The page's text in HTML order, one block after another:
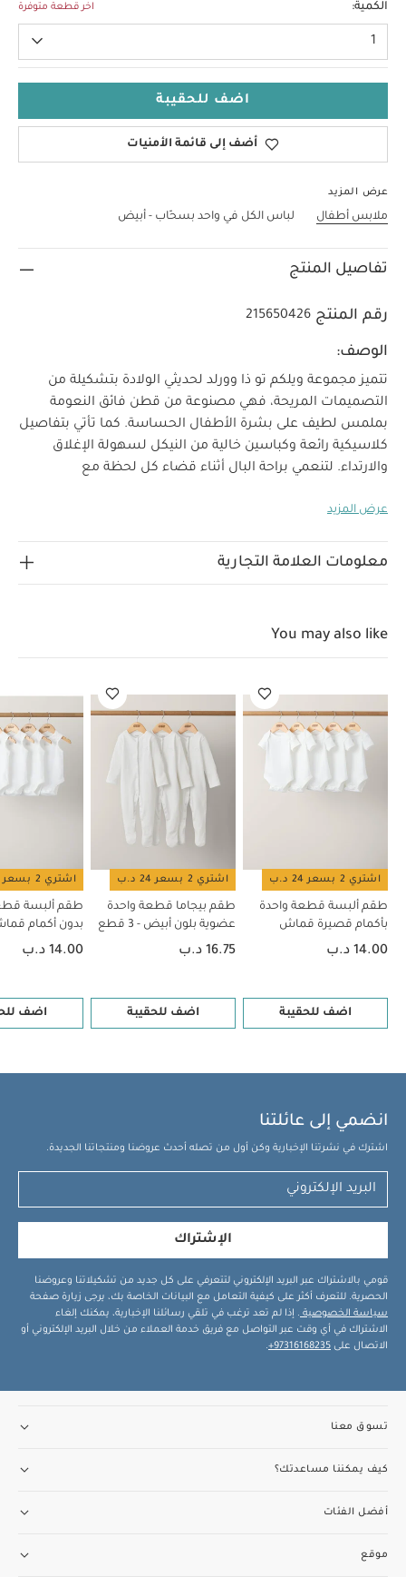
الكمية: اخر قطعة متوفرة
1
اضف للحقيبة
أضف إلى قائمة الأمنيات
عرض المزيد
ملابس أطفال لباس الكل في واحد بسحّاب - أبيض
تفاصيل المنتج
رقم المنتج 215650426
الوصف:
تتميز مجموعة ويلكم تو ذا وورلد لحديثي الولادة بتشكيلة من
التصميمات المريحة، فهي مصنوعة من قطن فائق النعومة
بملمس لطيف على بشرة الأطفال الحساسة. كما تأتي بتفاصيل
كلاسيكية رائعة وكباسين خالية من النيكل لسهولة الإغلاق
والارتداء. لتنعمي براحة البال أثناء قضاء كل لحظة مع
في واحد طويل الأكمام المصنوع من قطن عضوي ناعم، ويأتي
المنتج:
واحدة بأكمام قصيرة قماش عضوي بلون أبيض - 5 قطع
أكمام قماش عضوي بلون أبيض - 5 قطع
لباس قطعة واحدة بسحاب
ونقشة أرنب طقم جاكيت مبطن، 3 قطع
عرض المزيد
معلومات العلامة التجارية
You may also like
اشتري 2 بسعر 24 د.ب
طقم ألبسة قطعة واحدة
بأكمام قصيرة قماش
عضوي بلون أبيض - 5 قطع
14.00 د.ب
اضف للحقيبة
اشتري 2 بسعر 24 د.ب
طقم بيجاما قطعة واحدة
عضوية بلون أبيض - 3 قطع
16.75 د.ب
اضف للحقيبة
اشتري 2 بسعر 24 د.ب
طقم ألبسة
بدون أكمام
بلون أبيض - 5 قطع
14.00 د.ب
اضف
انضمي إلى عائلتنا
اشترك في نشرتنا الإخبارية وكن أول من تصله أحدث عروضنا ومنتجاتنا الجديدة.
الإشتراك
قومي بالاشتراك عبر البريد الإلكتروني لتتعرفي على كل جديد من تشكيلاتنا وعروضنا
الحصرية. للتعرف أكثر على كيفية التعامل مع البيانات الخاصة بك، يرجى زيارة صفحة
سياسة الخصوصية . إذا لم تعد ترغب في تلقي رسائلنا الإخبارية، يمكنك إلغاء
الاشتراك في أي وقت عبر التواصل مع فريق خدمة العملاء من خلال البريد الإلكتروني أو
الاتصال على 97316168235+
.
تسوق معنا
كيف يمكننا مساعدتك؟
أفضل الفئات
موقع